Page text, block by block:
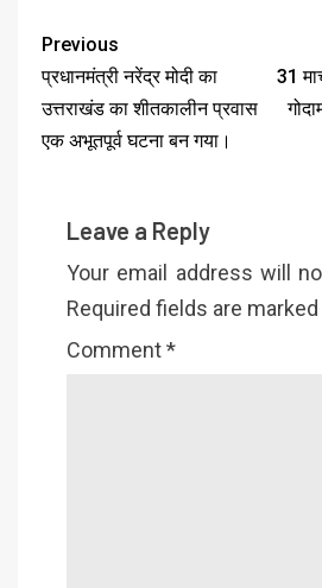
Previous
प्रधानमंत्री नरेंद्र मोदी का
उत्तराखंड का शीतकालीन प्रवास
एक अभूतपूर्व घटना बन गया।
31
Leave a Reply
Your email address will
Required fields are marked
Comment*